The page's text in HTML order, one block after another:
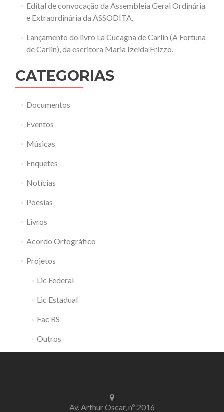
Edital de convocação da Assembleia Geral Ordinária
e Extraordinária da ASSODITA.
Lançamento do livro La Cucagna de Carlin (A Fortuna
de Carlin), da escritora Maria Izelda Frizzo.
CATEGORIAS
Documentos
Eventos
Músicas
Enquetes
Notícias
Poesias
Livros
Acordo Ortográfico
Projetos
Lic Federal
Lic Estadual
Fac RS
Outros
Av. Arthur Oscar, nº 2016